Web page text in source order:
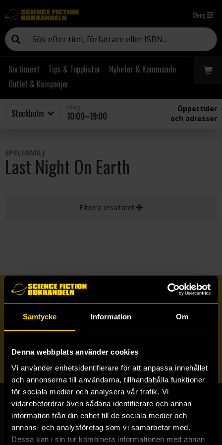
Samtycke Information Om
Denna webbplats använder cookies
Vi använder enhetsidentifierare för att anpassa innehållet
och annonserna till användarna, tillhandahålla funktioner
för sociala medier och analysera vår trafik. Vi
vidarebefordrar även sådana identifierare och annan
information från din enhet till de sociala medier och
annons- och analysföretag som vi samarbetar med.
Dessa kan i sin tur kombinera informationen med annan
Meny
Sortiment Tips & Topplistor
Nyheter & Kommande
Outlet & Kampanjer
10:00–19:00
Öppettider
och adresser
SPELFAMILJ
Last Night On Earth
Filtrera resultatet
Prenumerera på vårt nyhetsbrev
Butiker & kundtjänst
Stockholmsbutiken